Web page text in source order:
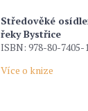
Středověké
řeky Bystřice
ISBN: 978-80-7405-
Více o knize